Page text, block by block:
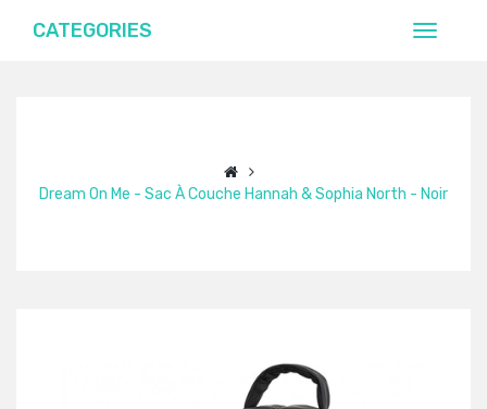
CATEGORIES
Dream On Me - Sac À Couche Hannah & Sophia North - Noir